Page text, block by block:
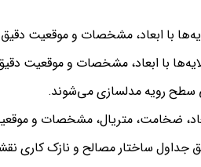
با ابعاد، مشخصات و موقعیت
با ابعاد، مشخصات و موقعیت
سطح رویه مدلسازی می‌شوند.
ضخامت، متریال، مشخصات و
مصالح و نازک کاری نقشه هاي فاز 2